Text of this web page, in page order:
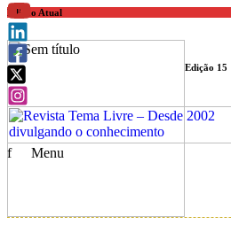
f Menu
Edição Atual
Edição 15